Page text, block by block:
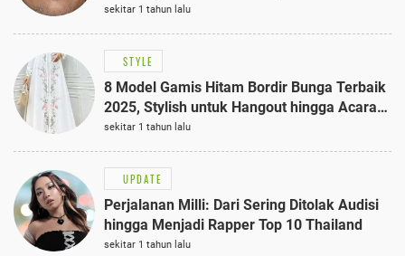
sekitar 1 tahun lalu
STYLE
8 Model Gamis Hitam Bordir Bunga Terbaik
2025, Stylish untuk Hangout hingga Acara
Semi-Formal
sekitar 1 tahun lalu
UPDATE
Perjalanan Milli: Dari Sering Ditolak Audisi
hingga Menjadi Rapper Top 10 Thailand
sekitar 1 tahun lalu